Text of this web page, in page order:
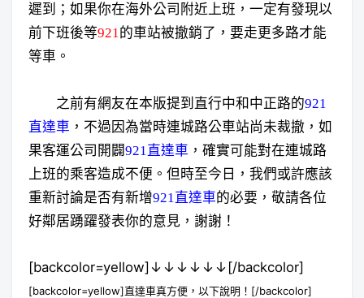
遲到；如果你在海外公司附近上班，一定有發現以
前下班後等921 的車站被撤銷了，要走更多路才能
等車。
之前有網友在本版提到直行中和中正路的921
直達車 ，不過因為當時連城路公車站尚未裁撤，如
果客運公司開闢921直達車 ，確實可能對在連城路
上班的乘客造成不便。但時至今日，我們或許應該
重新討論是否有新增921直達車的必要，敬請各位
好鄰居踴躍發表你的意見，謝謝！
[backcolor=yellow]↓↓↓↓↓↓[/backcolor]
[backcolor=yellow]直達車真方便，以下說明！[/backcolor]